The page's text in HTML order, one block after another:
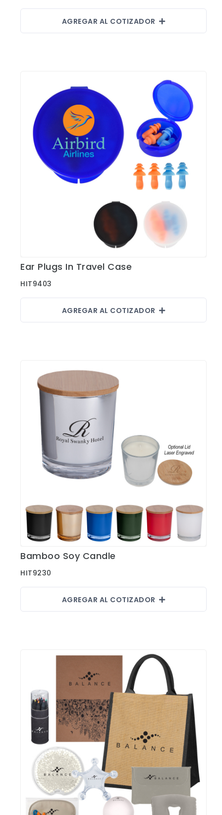
AGREGAR AL COTIZADOR
Ver Detalles
Ear Plugs In Travel Case
HIT9403
AGREGAR AL COTIZADOR
Ver Detalles
Bamboo Soy Candle
HIT9230
AGREGAR AL COTIZADOR